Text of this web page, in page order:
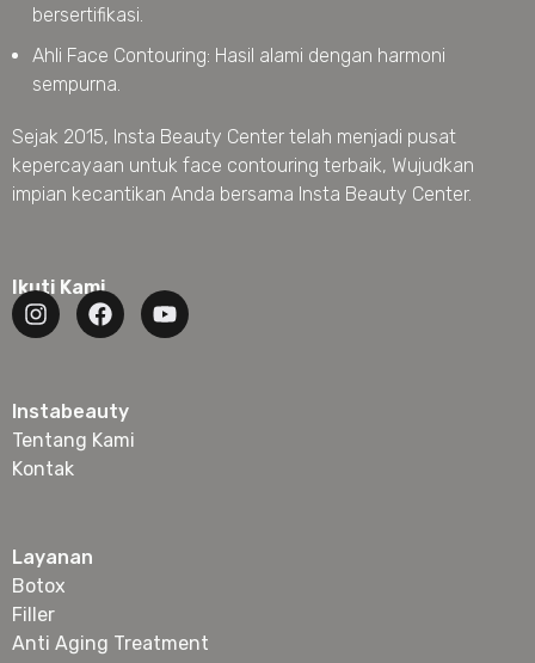
bersertifikasi.
Ahli Face Contouring: Hasil alami dengan harmoni
sempurna.
Sejak 2015, Insta Beauty Center telah menjadi pusat
kepercayaan untuk face contouring terbaik, Wujudkan
impian kecantikan Anda bersama Insta Beauty Center.
Ikuti Kami
Instabeauty
Tentang Kami
Kontak
Layanan
Botox
Filler
Anti Aging Treatment